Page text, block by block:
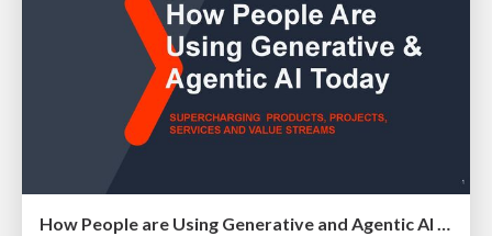
How People are Using Generative and Agentic AI to Supercharge Their Products, Projects, Services and Value Streams Today